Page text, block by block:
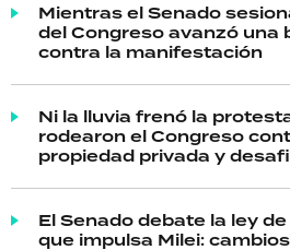
Mientras el Senado
del Congreso avanzó una
contra la manifestación
Ni la lluvia frenó la
rodearon el Congreso
propiedad privada y
El Senado debate la ley
que impulsa Milei: